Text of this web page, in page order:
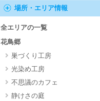
場所・エリア情報
全エリアの一覧
花鳥郷
巣づくり工房
光染め工房
不思議のカフェ
静けさの庭